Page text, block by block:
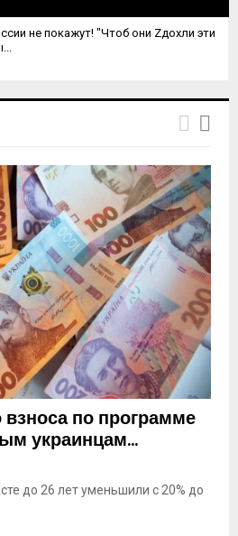
не покажут! "Чтоб они Zдохли эти
по программе
украинцам...
до 26 лет уменьшили с 20% до